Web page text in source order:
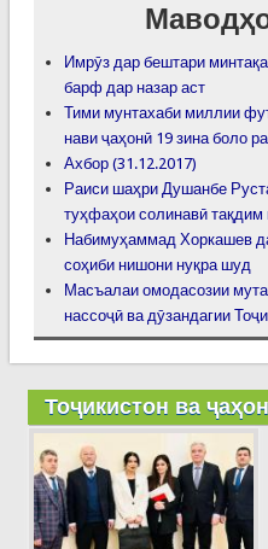
Имрӯз дар бештари
барф дар назар аст
Тими мунтахаби миллии
нави ҷаҳонӣ 19 зина боло
Ахбор (31.12.2017)
Раиси шаҳри Душанбе
туҳфаҳои солинавӣ
Набимуҳаммад Хоркашев
соҳиби нишони нуқра шуд
Масъалаи омодасозии
нассоҷӣ ва дӯзандагии
Тоҷикистон ва ҷаҳон